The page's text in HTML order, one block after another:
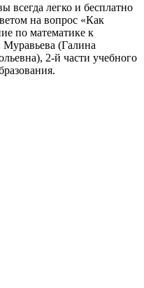
легко и бесплатно
на вопрос «Как
по математике к
(Галина
2-й части учебного